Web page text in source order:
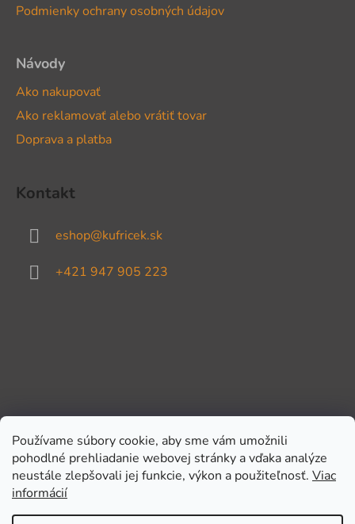
Používame súbory cookie, aby sme vám umožnili
pohodlné prehliadanie webovej stránky a vďaka analýze
neustále zlepšovali jej funkcie, výkon a použiteľnosť. Viac
informácií
Podmienky ochrany osobných údajov
Návody
Ako nakupovať
Ako reklamovať alebo vrátiť tovar
Doprava a platba
Kontakt
eshop@kufricek.sk
+421 947 905 223
Prijímame online platby